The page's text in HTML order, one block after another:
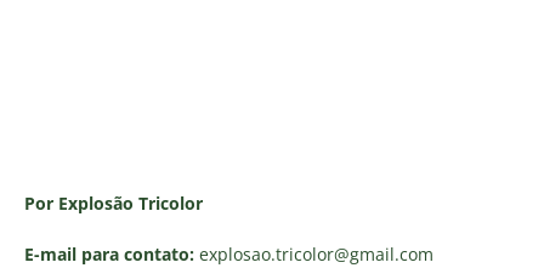
Por Explosão Tricolor
E-mail para contato: explosao.tricolor@gmail.com